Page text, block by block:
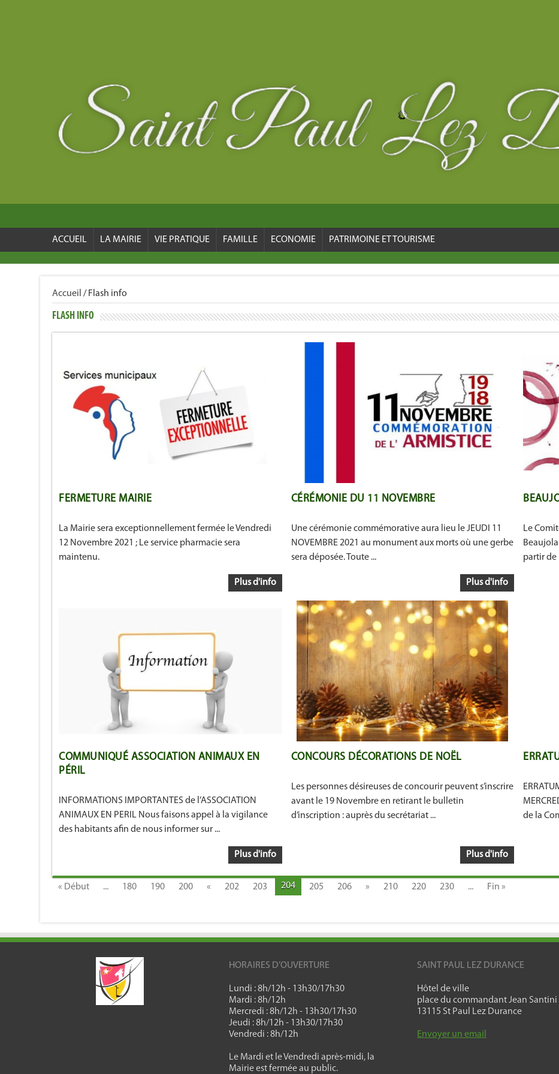
ACCUEIL LA MAIRIE VIE PRATIQUE FAMILLE ECONOMIE PATRIMOINE ET TOURISME
Accueil / Flash info
FLASH INFO
FERMETURE MAIRIE
La Mairie sera exceptionnellement fermée le Vendredi
12 Novembre 2021 ; Le service pharmacie sera
maintenu.
Plus d'info
CÉRÉMONIE DU 11 NOVEMBRE
Une cérémonie commémorative aura lieu le JEUDI 11
NOVEMBRE 2021 au monument aux morts où une gerbe
sera déposée. Toute ...
Plus d'info
Le
partir de
COMMUNIQUÉ ASSOCIATION ANIMAUX EN
PÉRIL
INFORMATIONS IMPORTANTES de l’ASSOCIATION
ANIMAUX EN PERIL Nous faisons appel à la vigilance
des habitants afin de nous informer sur ...
Plus d'info
CONCOURS DÉCORATIONS DE NOËL
Les personnes désireuses de concourir peuvent s’inscrire
avant le 19 Novembre en retirant le bulletin
d’inscription : auprès du secrétariat ...
Plus d'info
de la
« Début ... 180 190 200 « 202 203 204 205 206 » 210 220 230 ... Fin »
HORAIRES D’OUVERTURE
Lundi : 8h/12h - 13h30/17h30
Mardi : 8h/12h
Mercredi : 8h/12h - 13h30/17h30
Jeudi : 8h/12h - 13h30/17h30
Vendredi : 8h/12h
Le Mardi et le Vendredi après-midi, la
Mairie est fermée au public.
SAINT PAUL LEZ DURANCE
Hôtel de ville
place du commandant Jean Santini
13115 St Paul Lez Durance
Envoyer un email